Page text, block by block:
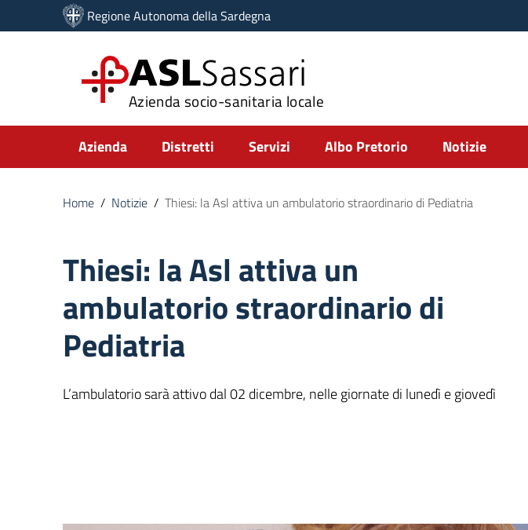
Vai ai contenuti
Vai al menu di navigazione
Regione Autonoma della Sardegna
ASLSassari
Azienda socio-sanitaria locale
Submenu
Azienda Distretti Servizi Albo Pretorio Notizie
Home / Notizie / Thiesi: la Asl attiva un ambulatorio straordinario di Pediatria
Thiesi: la Asl attiva un
ambulatorio straordinario di
Pediatria
L’ambulatorio sarà attivo dal 02 dicembre, nelle giornate di lunedì e giovedì